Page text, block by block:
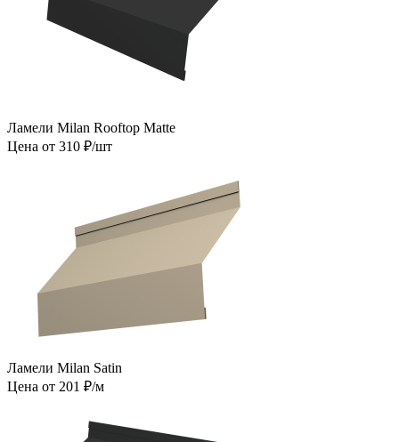
Ламели Milan Rooftop Matte
Цена от 310 ₽/шт
Ламели Milan Satin
Цена от 201 ₽/м